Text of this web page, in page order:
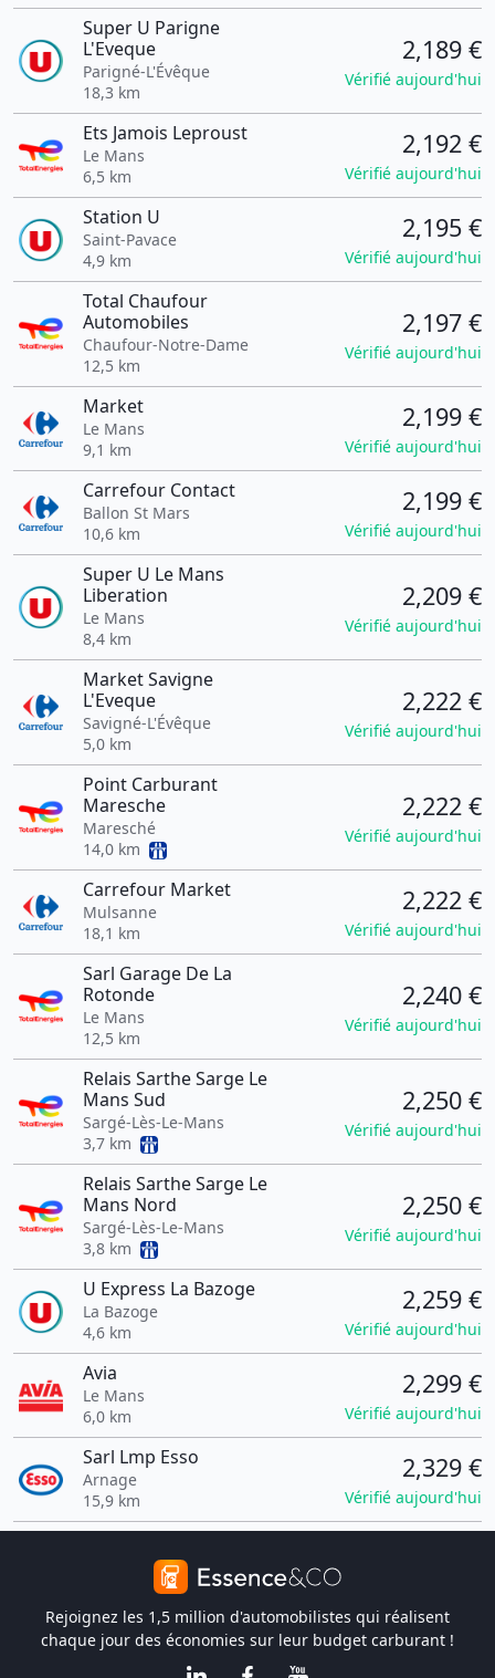
Super U Parigne
L'Eveque
Parigné-L'Évêque
18,3 km
2,189 €
Vérifié aujourd'hui
Ets Jamois Leproust
Le Mans
6,5 km
2,192 €
Vérifié aujourd'hui
Station U
Saint-Pavace
4,9 km
2,195 €
Vérifié aujourd'hui
Total Chaufour
Automobiles
Chaufour-Notre-Dame
12,5 km
2,197 €
Vérifié aujourd'hui
Market
Le Mans
9,1 km
2,199 €
Vérifié aujourd'hui
Carrefour Contact
Ballon St Mars
10,6 km
2,199 €
Vérifié aujourd'hui
Super U Le Mans
Liberation
Le Mans
8,4 km
2,209 €
Vérifié aujourd'hui
Market Savigne
L'Eveque
Savigné-L'Évêque
5,0 km
2,222 €
Vérifié aujourd'hui
Point Carburant
Maresche
Maresché
14,0 km
2,222 €
Vérifié aujourd'hui
Carrefour Market
Mulsanne
18,1 km
2,222 €
Vérifié aujourd'hui
Sarl Garage De La
Rotonde
Le Mans
12,5 km
2,240 €
Vérifié aujourd'hui
Relais Sarthe Sarge Le
Mans Sud
Sargé-Lès-Le-Mans
3,7 km
2,250 €
Vérifié aujourd'hui
Relais Sarthe Sarge Le
Mans Nord
Sargé-Lès-Le-Mans
3,8 km
2,250 €
Vérifié aujourd'hui
U Express La Bazoge
La Bazoge
4,6 km
2,259 €
Vérifié aujourd'hui
Avia
Le Mans
6,0 km
2,299 €
Vérifié aujourd'hui
Sarl Lmp Esso
Arnage
15,9 km
2,329 €
Vérifié aujourd'hui
Rejoignez les 1,5 million d'automobilistes qui réalisent
chaque jour des économies sur leur budget carburant !